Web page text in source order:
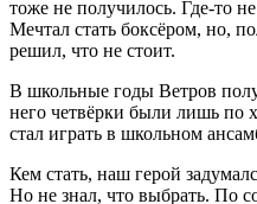
тоже не получилось. Где-то
Мечтал стать боксёром, но,
решил, что не стоит.
В школьные годы Ветров
него четвёрки были лишь по
стал играть в школьном
Кем стать, наш герой
Но не знал, что выбрать. По